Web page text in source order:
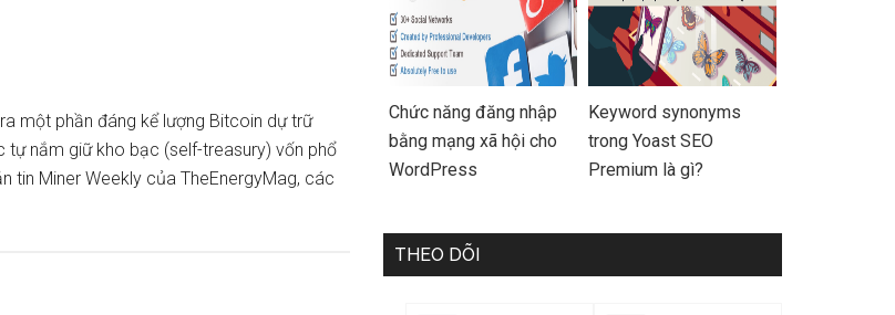
một phần đáng kể lượng Bitcoin dự trữ
tự nắm giữ kho bạc (self-treasury) vốn phổ
tin Miner Weekly của TheEnergyMag, các
Chức năng đăng nhập
bằng mạng xã hội cho
WordPress
Keyword synonyms
trong Yoast SEO
Premium là gì?
THEO DÕI